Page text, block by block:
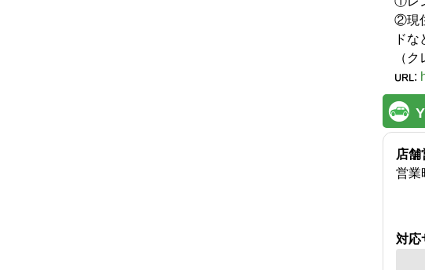
②現
ドな
（
:
店舗
営業
対応